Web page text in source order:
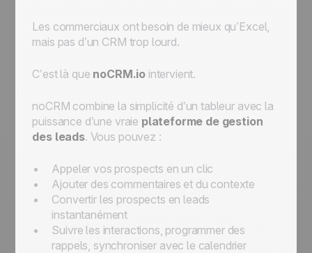
Les commerciaux ont besoin de mieux qu’Excel,
mais pas d’un CRM trop lourd.
C’est là que noCRM.io intervient.
noCRM combine la simplicité d’un tableur avec la
puissance d’une vraie plateforme de gestion
des leads. Vous pouvez :
Appeler vos prospects en un clic
Ajouter des commentaires et du contexte
Convertir les prospects en leads
instantanément
Suivre les interactions, programmer des
rappels, synchroniser avec le calendrier